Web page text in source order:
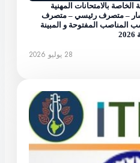
بالامتحانات المهنية
– متصرف رئيسي – متصرف
المفتوحة و المبينة
28 يوليو 2026